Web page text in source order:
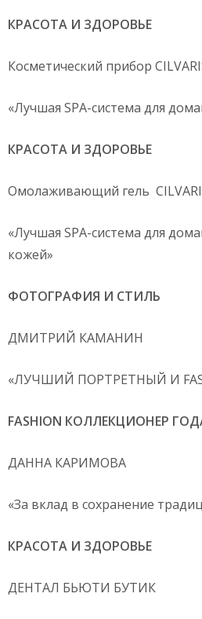
КРАСОТА И ЗДОРОВЬЕ
Косметический прибор
«Лучшая SPA-система для
КРАСОТА И ЗДОРОВЬЕ
Омолаживающий гель
«Лучшая SPA-система для
кожей»
ФОТОГРАФИЯ И СТИЛЬ
ДМИТРИЙ КАМАНИН
«ЛУЧШИЙ ПОРТРЕТНЫЙ И
FASHION КОЛЛЕКЦИОНЕР
ДАННА КАРИМОВА
«За вклад в сохранение
КРАСОТА И ЗДОРОВЬЕ
ДЕНТАЛ БЬЮТИ БУТИК